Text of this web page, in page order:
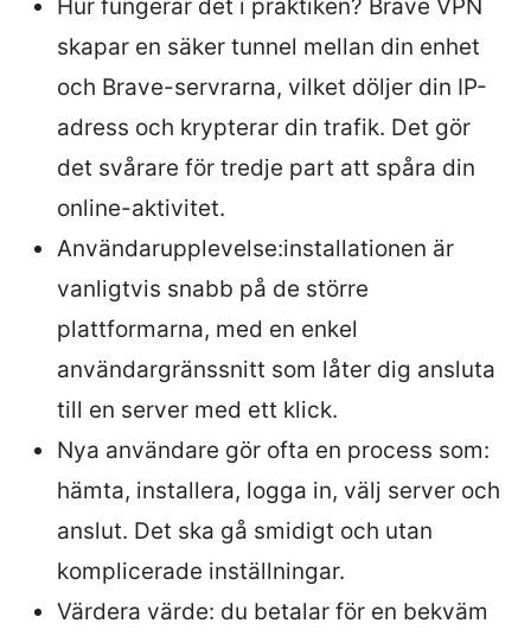
Hur fungerar det i praktiken? Brave VPN
skapar en säker tunnel mellan din enhet
och Brave-servrarna, vilket döljer din IP-
adress och krypterar din trafik. Det gör
det svårare för tredje part att spåra din
online-aktivitet.
Användarupplevelse:installationen är
vanligtvis snabb på de större
plattformarna, med en enkel
användargränssnitt som låter dig ansluta
till en server med ett klick.
Nya användare gör ofta en process som:
hämta, installera, logga in, välj server och
anslut. Det ska gå smidigt och utan
komplicerade inställningar.
Värdera värde: du betalar för en bekväm